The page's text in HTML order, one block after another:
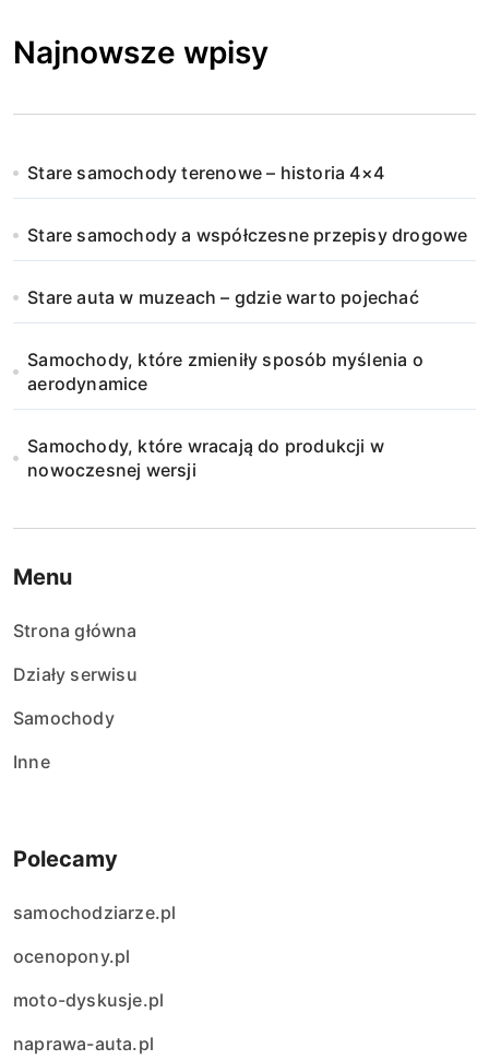
Najnowsze wpisy
Stare samochody terenowe – historia 4×4
Stare samochody a współczesne przepisy drogowe
Stare auta w muzeach – gdzie warto pojechać
Samochody, które zmieniły sposób myślenia o
aerodynamice
Samochody, które wracają do produkcji w
nowoczesnej wersji
Menu
Strona główna
Działy serwisu
Samochody
Inne
Polecamy
samochodziarze.pl
ocenopony.pl
moto-dyskusje.pl
naprawa-auta.pl